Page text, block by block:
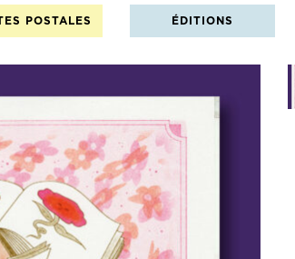
POSTALES ÉDITIONS